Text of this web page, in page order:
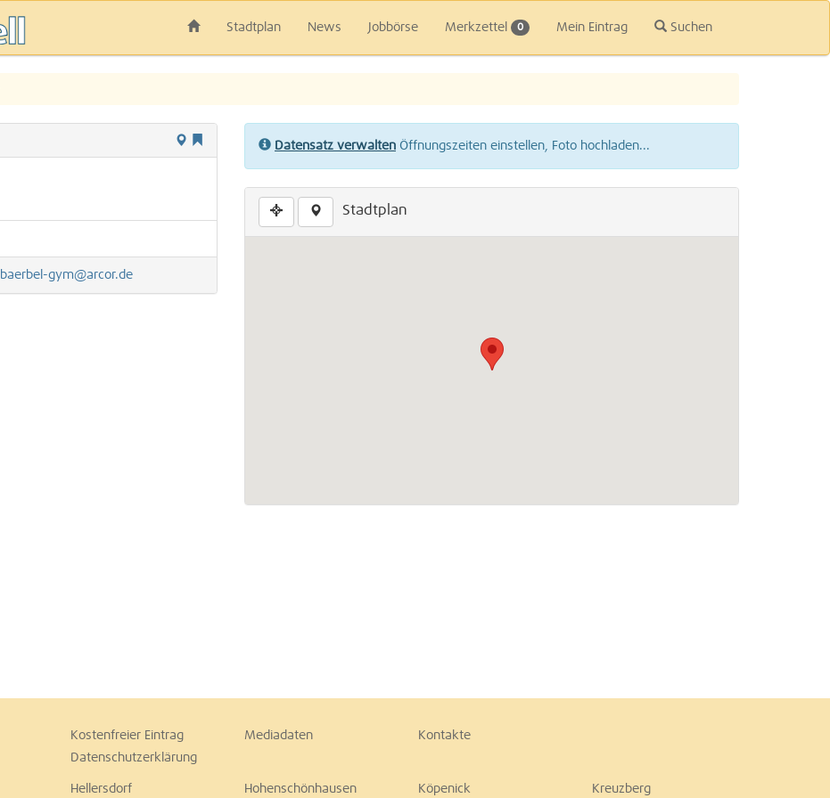
Stadtplan News Jobbörse Merkzettel 0 Mein Eintrag Suchen
baerbel-gym@arcor.de
Datensatz verwalten Öffnungszeiten einstellen, Foto hochladen...
Stadtplan
Kostenfreier Eintrag Mediadaten
Kontakte
Datenschutzerklärung
Hellersdorf Hohenschönhausen Köpenick Kreuzberg